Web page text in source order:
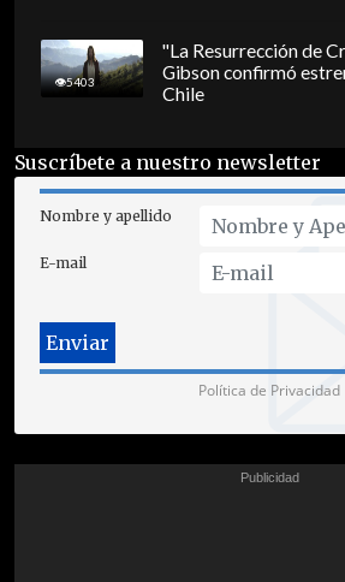
5403
"La Resurrección de
Gibson confirmó
Chile
Suscríbete a nuestro newsletter
Nombre y apellido
E-mail
Política de Privacidad